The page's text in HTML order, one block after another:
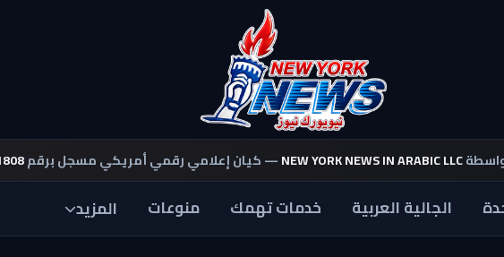
NEW YORK NEWS IN ARABIC LLC— كيان إعلامي رقمي أمريكي مسجل برقم
الجالية العربية خدمات تهمك منوعات المزيد